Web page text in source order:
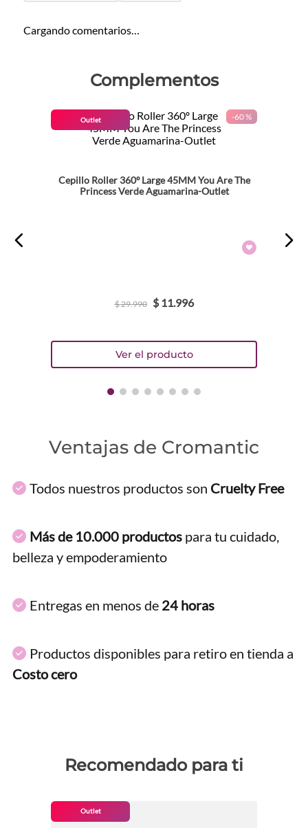
Cargando comentarios…
Complementos
Outlet -60 %
Cepillo Roller 360º Large 45MM You Are The
Princess Verde Aguamarina-Outlet
$29.990 $ 11.996
Ventajas de Cromantic
Todos nuestros productos son Cruelty Free
Más de 10.000 productos para tu cuidado,
belleza y empoderamiento
Entregas en menos de 24 horas
Productos disponibles para retiro en tienda a
Costo cero
Recomendado para ti
Outlet